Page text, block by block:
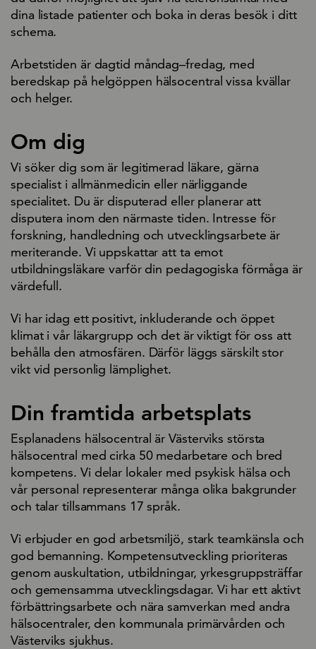
dina listade patienter och boka in deras besök i ditt
schema.
Arbetstiden är dagtid måndag–fredag, med
beredskap på helgöppen hälsocentral vissa kvällar
och helger.
Om dig
Vi söker dig som är legitimerad läkare, gärna
specialist i allmänmedicin eller närliggande
specialitet. Du är disputerad eller planerar att
disputera inom den närmaste tiden. Intresse för
forskning, handledning och utvecklingsarbete är
meriterande. Vi uppskattar att ta emot
utbildningsläkare varför din pedagogiska förmåga är
värdefull.
Vi har idag ett positivt, inkluderande och öppet
klimat i vår läkargrupp och det är viktigt för oss att
behålla den atmosfären. Därför läggs särskilt stor
vikt vid personlig lämplighet.
Din framtida arbetsplats
Esplanadens hälsocentral är Västerviks största
hälsocentral med cirka 50 medarbetare och bred
kompetens. Vi delar lokaler med psykisk hälsa och
vår personal representerar många olika bakgrunder
och talar tillsammans 17 språk.
Vi erbjuder en god arbetsmiljö, stark teamkänsla och
god bemanning. Kompetensutveckling prioriteras
genom auskultation, utbildningar, yrkesgruppsträffar
och gemensamma utvecklingsdagar. Vi har ett aktivt
förbättringsarbete och nära samverkan med andra
hälsocentraler, den kommunala primärvården och
Västerviks sjukhus.